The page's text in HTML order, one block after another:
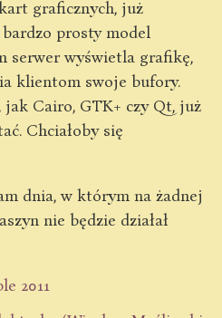
graficznych, już
bardzo prosty model
serwer wyświetla grafikę,
klientom swoje bufory.
jak Cairo, GTK+ czy Qt, już
Chciałoby się
dnia, w którym na żadnej
nie będzie działał
2011